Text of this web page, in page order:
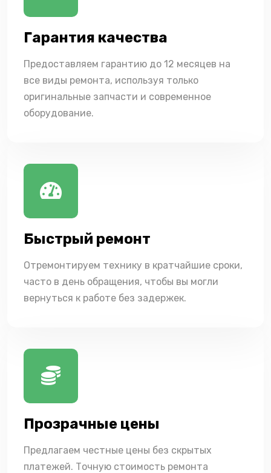
Гарантия качества
Предоставляем гарантию до 12 месяцев на
все виды ремонта, используя только
оригинальные запчасти и современное
оборудование.
Быстрый ремонт
Отремонтируем технику в кратчайшие сроки,
часто в день обращения, чтобы вы могли
вернуться к работе без задержек.
Прозрачные цены
Предлагаем честные цены без скрытых
платежей. Точную стоимость ремонта